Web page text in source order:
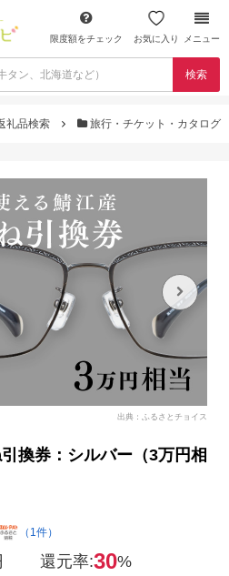
限度額をチェック お気に入り メニュー
検索
礼品検索 旅行・チケット・カタログ
出典：ふるさとチョイス
換券：シルバー（3万円相
（1件）
還元率:30%